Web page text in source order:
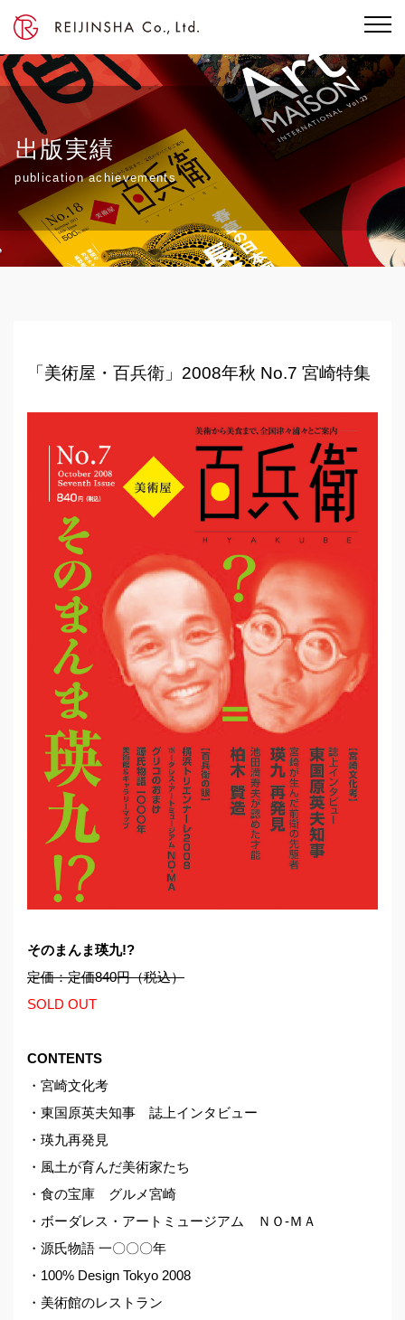
出版実績
publication achievements
「美術屋・百兵衛」2008年秋 No.7 宮崎特集
そのまんま瑛九!?
定価：定価840円（税込）
SOLD OUT
CONTENTS
・宮崎文化考
・東国原英夫知事 誌上インタビュー
・瑛九再発見
・風土が育んだ美術家たち
・食の宝庫 グルメ宮崎
・ボーダレス・アートミュージアム ＮＯ-ＭＡ
・源氏物語 一〇〇〇年
・100% Design Tokyo 2008
・美術館のレストラン